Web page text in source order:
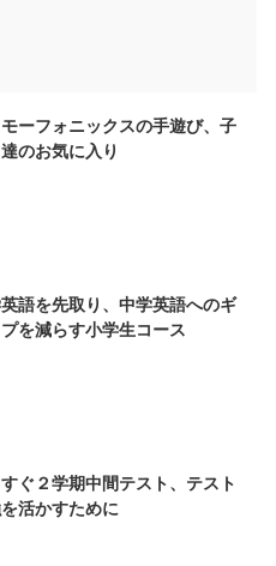
ーフォニックスの手遊び、子
のお気に入り
語を先取り、中学英語へのギ
を減らす小学生コース
ぐ２学期中間テスト、テスト
活かすために